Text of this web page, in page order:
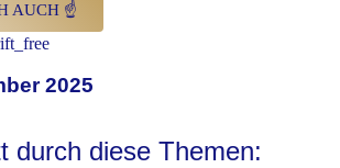
AUCH ☝
2025
durch diese Themen: